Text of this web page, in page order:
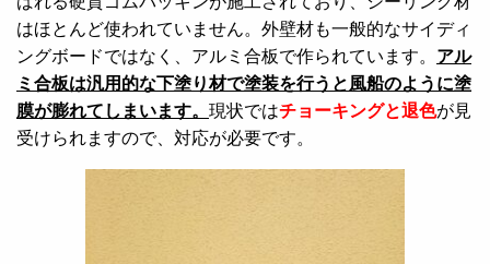
はほとんど使われていません。外壁材も一般的なサイディ
ングボードではなく、アルミ合板で作られています。 アル
ミ合板は汎用的な下塗り材で塗装を行うと風船のように塗
膜が膨れてしまいます。 現状ではチョーキングと退色が見
受けられますので、対応が必要です。